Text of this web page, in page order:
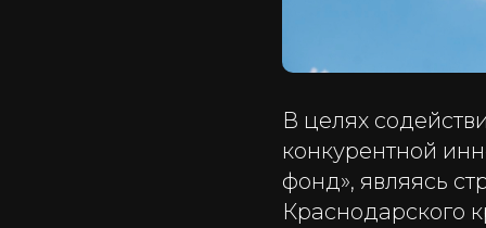
В целях
конкурентной
фонд», являясь
Краснодарского